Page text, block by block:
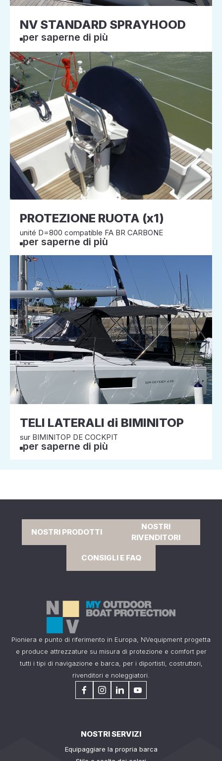
NV STANDARD SPRAYHOOD
per saperne di più
PROTEZIONE RUOTA (x1)
unité D=800 compatible FA BR CARBONE
per saperne di più
TELI LATERALI di BIMINITOP
sur BIMINITOP DE COCKPIT
per saperne di più
NOSTRI PRODOTTI
NOSTRI
RIVENDITORI
CONSIGLI E FAQ
Pioniera e punto di riferimento in Europa, NVequipment progetta
e produce attrezzature su misura di protezione e comfort per
tutti i tipi di navigazione e barca, per i diportisti, costruttori,
rivenditori e noleggiatori.
NOSTRI SERVIZI
Equipaggiare la propria barca